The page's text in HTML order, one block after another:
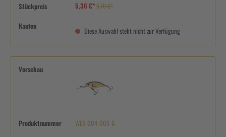
Stückpreis 5,36 €*6,70 €*
Kaufen
Diese Auswahl steht nicht zur Verfügung
Vorschau
Produktnummer WES-004-005-6